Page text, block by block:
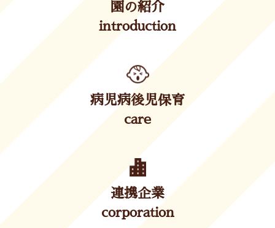
園の紹介
introduction
病児病後児保育
care
連携企業
corporation